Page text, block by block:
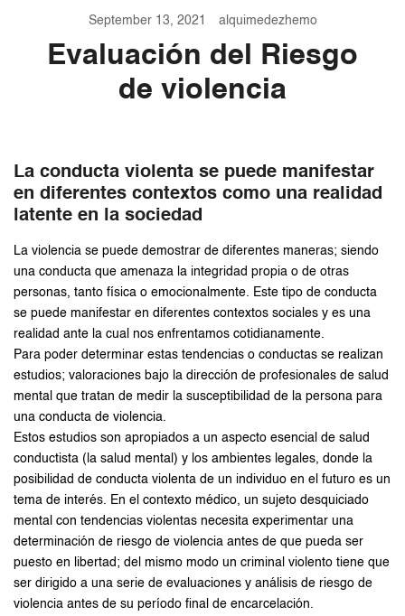
September 13, 2021 alquimedezhemo
Evaluación del Riesgo
de violencia
La conducta violenta se puede manifestar
en diferentes contextos como una realidad
latente en la sociedad
La violencia se puede demostrar de diferentes maneras; siendo
una conducta que amenaza la integridad propia o de otras
personas, tanto física o emocionalmente. Este tipo de conducta
se puede manifestar en diferentes contextos sociales y es una
realidad ante la cual nos enfrentamos cotidianamente.
Para poder determinar estas tendencias o conductas se realizan
estudios; valoraciones bajo la dirección de profesionales de salud
mental que tratan de medir la susceptibilidad de la persona para
una conducta de violencia.
Estos estudios son apropiados a un aspecto esencial de salud
conductista (la salud mental) y los ambientes legales, donde la
posibilidad de conducta violenta de un individuo en el futuro es un
tema de interés. En el contexto médico, un sujeto desquiciado
mental con tendencias violentas necesita experimentar una
determinación de riesgo de violencia antes de que pueda ser
puesto en libertad; del mismo modo un criminal violento tiene que
ser dirigido a una serie de evaluaciones y análisis de riesgo de
violencia antes de su período final de encarcelación.